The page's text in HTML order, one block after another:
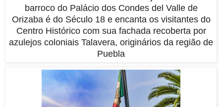
barroco do Palácio dos Condes del Valle de
Orizaba é do Século 18 e encanta os visitantes do
Centro Histórico com sua fachada recoberta por
azulejos coloniais Talavera, originários da região de
Puebla